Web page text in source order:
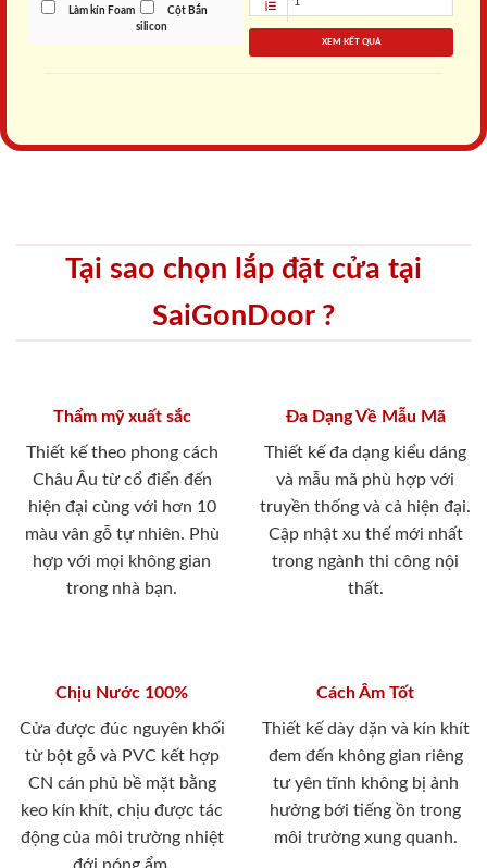
Làm kín Foam
Cột Bắn
silicon
XEM KẾT QUẢ
Tại sao chọn lắp đặt cửa tại
SaiGonDoor ?
Thẩm mỹ xuất sắc
Thiết kế theo phong cách
Châu Âu từ cổ điển đến
hiện đại cùng với hơn 10
màu vân gỗ tự nhiên. Phù
hợp với mọi không gian
trong nhà bạn.
Đa Dạng Về Mẫu Mã
Thiết kế đa dạng kiểu dáng
và mẫu mã phù hợp với
truyền thống và cả hiện đại.
Cập nhật xu thế mới nhất
trong ngành thi công nội
thất.
Chịu Nước 100%
Cửa được đúc nguyên khối
từ bột gỗ và PVC kết hợp
CN cán phủ bề mặt bằng
keo kín khít, chịu được tác
động của môi trường nhiệt
Cách Âm Tốt
Thiết kế dày dặn và kín khít
đem đến không gian riêng
tư yên tĩnh không bị ảnh
hưởng bới tiếng ồn trong
môi trường xung quanh.